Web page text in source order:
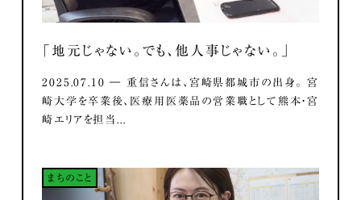
「地元じゃない。でも、他人事じゃない。」
2025.07.10 ― 重信さんは、宮崎県都城市の出身。 宮
崎大学を卒業後、医療用医薬品の営業職として熊本・宮
崎エリアを担当...
まちのこと